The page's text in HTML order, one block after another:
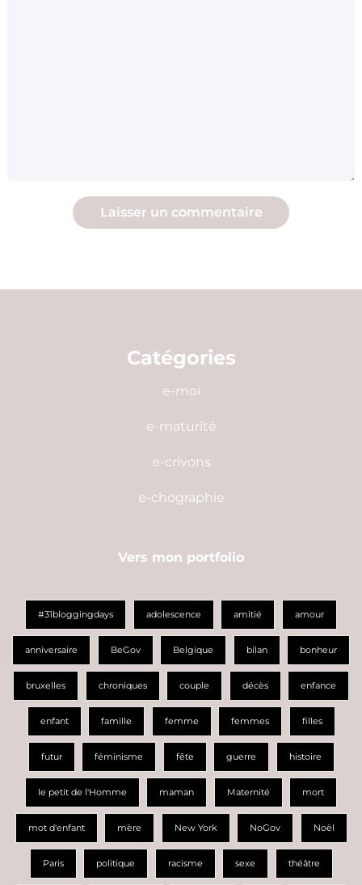
Catégories
e-moi
e-maturité
e-crivons
e-chographie
Vers mon portfolio
#31bloggingdays adolescence amitié amour
anniversaire BeGov Belgique bilan bonheur
bruxelles chroniques couple décès enfance
enfant famille femme femmes filles
futur féminisme fête guerre histoire
le petit de l'Homme maman Maternité mort
mot d'enfant mère New York NoGov Noël
Paris politique racisme sexe théâtre